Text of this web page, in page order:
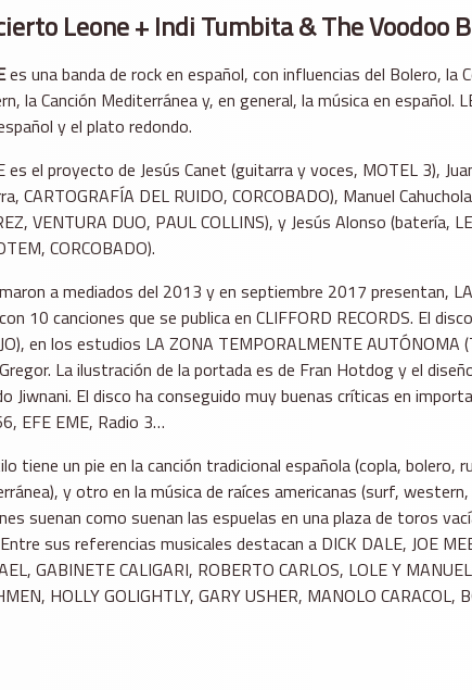
Leone + Indi Tumbita & The Voodoo
es una banda de rock en español, con influencias del Bolero, la
la Canción Mediterránea y, en general, la música en español.
y el plato redondo.
es el proyecto de Jesús Canet (guitarra y voces, MOTEL 3),
CARTOGRAFÍA DEL RUIDO, CORCOBADO), Manuel
VENTURA DUO, PAUL COLLINS), y Jesús Alonso (batería,
CORCOBADO).
a mediados del 2013 y en septiembre 2017 presentan,
10 canciones que se publica en CLIFFORD RECORDS. El
en los estudios LA ZONA TEMPORALMENTE AUTÓNOMA
La ilustración de la portada es de Fran Hotdog y el
Jiwnani. El disco ha conseguido muy buenas críticas en
EFE EME, Radio 3…
tiene un pie en la canción tradicional española (copla, bolero,
y otro en la música de raíces americanas (surf, western,
suenan como suenan las espuelas en una plaza de toros
sus referencias musicales destacan a DICK DALE, JOE
GABINETE CALIGARI, ROBERTO CARLOS, LOLE Y
HOLLY GOLIGHTLY, GARY USHER, MANOLO CARACOL,